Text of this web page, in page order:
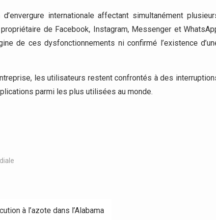
internationale affectant simultanément
de Facebook, Instagram, Messenger et
de ces dysfonctionnements ni confirmé l’existence
les utilisateurs restent confrontés à des
parmi les plus utilisées au monde.
à l’azote dans l’Alabama